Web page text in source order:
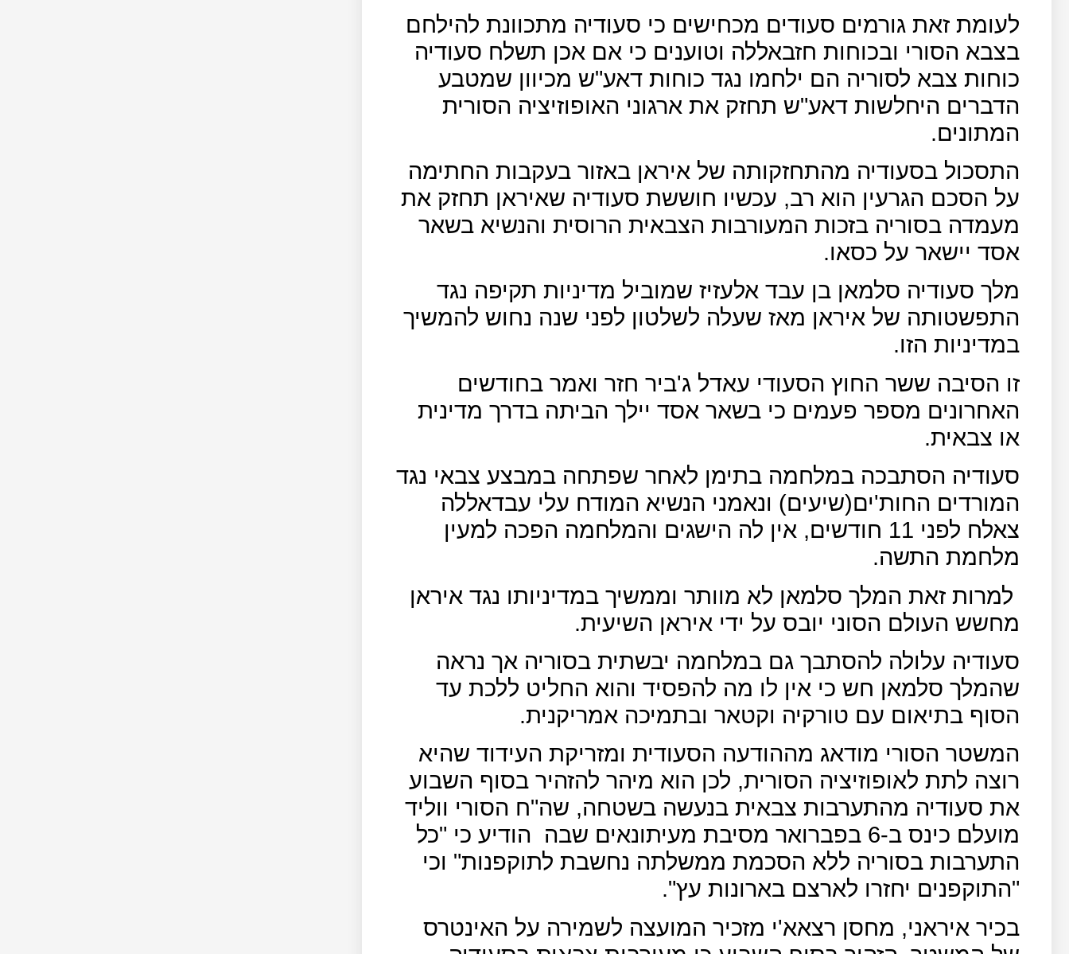
לעומת זאת גורמים סעודים מכחישים כי סעודיה מתכוונת להילחם
בצבא הסורי ובכוחות חזבאללה וטוענים כי אם אכן תשלח סעודיה
כוחות צבא לסוריה הם ילחמו נגד כוחות דאע"ש מכיוון שמטבע
הדברים היחלשות דאע"ש תחזק את ארגוני האופוזיציה הסורית
המתונים.
התסכול בסעודיה מהתחזקותה של איראן באזור בעקבות החתימה
על הסכם הגרעין הוא רב, עכשיו חוששת סעודיה שאיראן תחזק את
מעמדה בסוריה בזכות המעורבות הצבאית הרוסית והנשיא בשאר
אסד יישאר על כסאו.
מלך סעודיה סלמאן בן עבד אלעזיז שמוביל מדיניות תקיפה נגד
התפשטותה של איראן מאז שעלה לשלטון לפני שנה נחוש להמשיך
במדיניות הזו.
זו הסיבה ששר החוץ הסעודי עאדל ג'ביר חזר ואמר בחודשים
האחרונים מספר פעמים כי בשאר אסד יילך הביתה בדרך מדינית
או צבאית.
סעודיה הסתבכה במלחמה בתימן לאחר שפתחה במבצע צבאי נגד
המורדים החות'ים(שיעים) ונאמני הנשיא המודח עלי עבדאללה
צאלח לפני 11 חודשים, אין לה הישגים והמלחמה הפכה למעין
מלחמת התשה.
למרות זאת המלך סלמאן לא מוותר וממשיך במדיניותו נגד איראן
מחשש העולם הסוני יובס על ידי איראן השיעית.
סעודיה עלולה להסתבך גם במלחמה יבשתית בסוריה אך נראה
שהמלך סלמאן חש כי אין לו מה להפסיד והוא החליט ללכת עד
הסוף בתיאום עם טורקיה וקטאר ובתמיכה אמריקנית.
המשטר הסורי מודאג מההודעה הסעודית ומזריקת העידוד שהיא
רוצה לתת לאופוזיציה הסורית, לכן הוא מיהר להזהיר בסוף השבוע
את סעודיה מהתערבות צבאית בנעשה בשטחה, שה"ח הסורי ווליד
מועלם כינס ב-6 בפברואר מסיבת מעיתונאים שבה
הודיע כי "כל
התערבות בסוריה ללא הסכמת ממשלתה נחשבת לתוקפנות" וכי
"התוקפנים יחזרו לארצם בארונות עץ".
בכיר איראני, מחסן רצאא'י מזכיר המועצה לשמירה על האינטרס